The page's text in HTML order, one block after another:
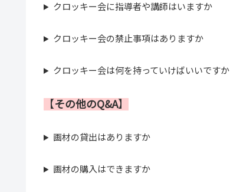
クロッキー会に指導者や講師はいますか
クロッキー会の禁止事項はありますか
クロッキー会は何を持っていけばいいですか
【その他のQ&A】
画材の貸出はありますか
画材の購入はできますか